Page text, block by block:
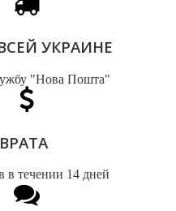
УКРАИНЕ
"Нова Пошта"
в течении 14 дней